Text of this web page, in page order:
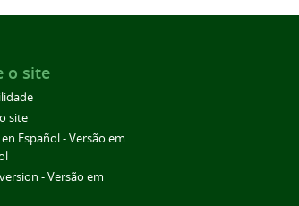
o site
site
Español - Versão em
- Versão em